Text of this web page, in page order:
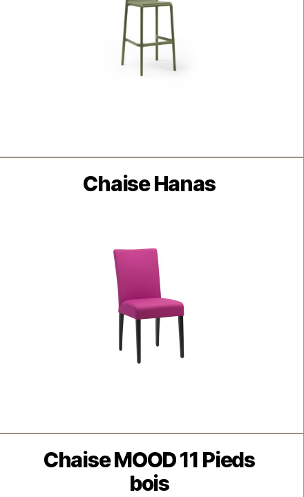
Catégories
Chaise Hanas
Catégories
Chaise MOOD 11 Pieds
bois